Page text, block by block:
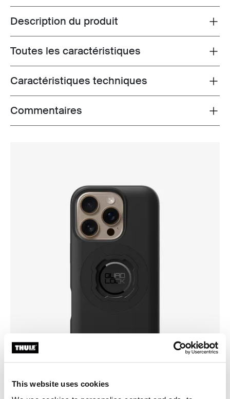
This website uses cookies
Toggle overview
Description du produit
Toggle features
Toutes les caractéristiques
Toggle techspec
Caractéristiques techniques
Toggle overview
Commentaires